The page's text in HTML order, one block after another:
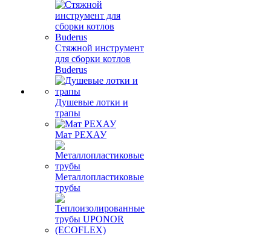
Стяжной инструмент
для сборки котлов
Buderus
Душевые лотки и
трапы
Мат РЕХАУ
Металлопластиковые
трубы